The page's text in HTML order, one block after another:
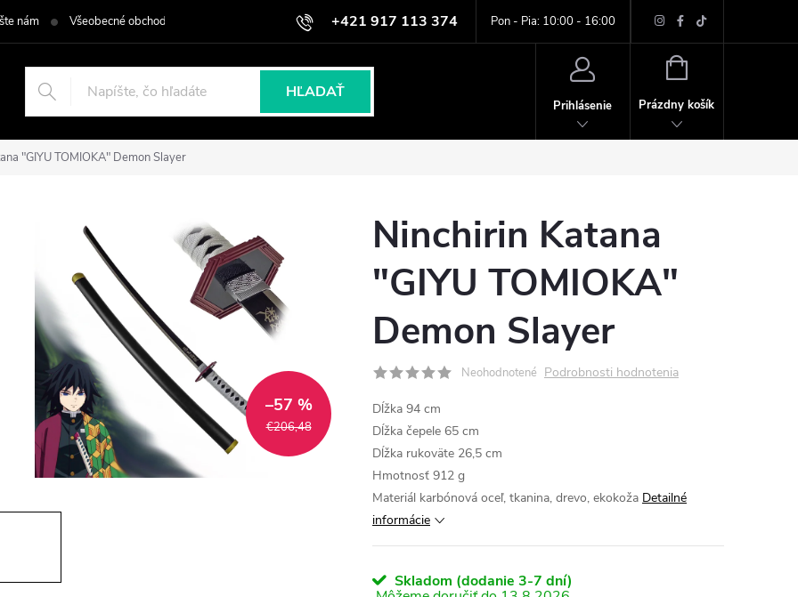
+421 917 113 374 Pon - Pia: 10:00 - 16:00
nám Všeobecné obchodné podmienky Podmienky ochrany osobných údajov
HĽADAŤ
Prihlásenie
NÁKUPNÝ
Prázdny košík
"GIYU TOMIOKA" Demon Slayer
€206,48
–57 %
Ninchirin Katana
"GIYU TOMIOKA"
Demon Slayer
Neohodnotené Podrobnosti hodnotenia
Dĺžka 94 cm
Dĺžka čepele 65 cm
Dĺžka rukoväte 26,5 cm
Hmotnosť 912 g
Materiál karbónová oceľ, tkanina, drevo, ekokoža Detailné
informácie
Skladom (dodanie 3-7 dní)